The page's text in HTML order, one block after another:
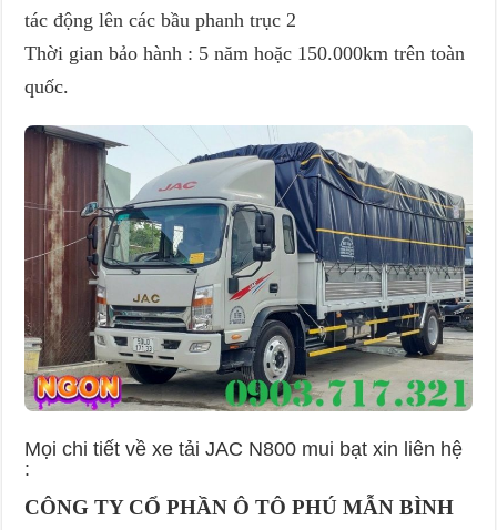
tác động lên các bầu phanh trục 2
Thời gian bảo hành : 5 năm hoặc 150.000km trên toàn
quốc.
Mọi chi tiết về xe tải JAC N800 mui bạt xin liên hệ
:
CÔNG TY CỔ PHẦN Ô TÔ PHÚ MẪN BÌNH